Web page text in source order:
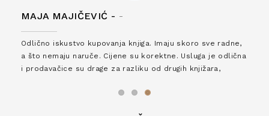
MAJA MAJIČEVIĆ - -
Odlično iskustvo kupovanja knjiga. Imaju skoro sve radne,
a što nemaju naruče. Cijene su korektne. Usluga je odlična
i prodavačice su drage za razliku od drugih knjižara,